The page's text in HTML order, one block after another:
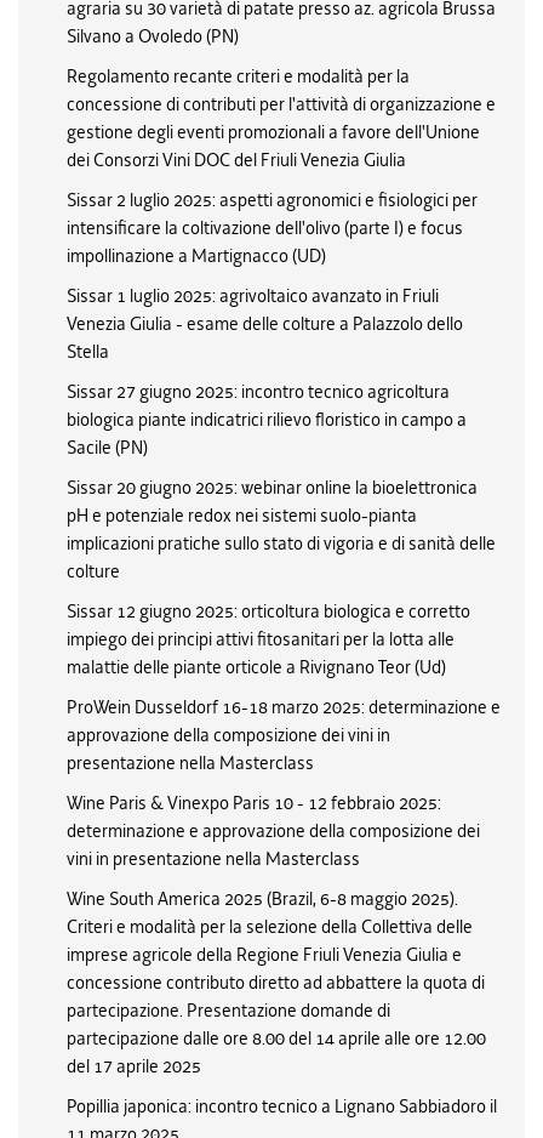
agraria su 30 varietà di patate presso az. agricola Brussa
Silvano a Ovoledo (PN)
Regolamento recante criteri e modalità per la
concessione di contributi per l'attività di organizzazione e
gestione degli eventi promozionali a favore dell'Unione
dei Consorzi Vini DOC del Friuli Venezia Giulia
Sissar 2 luglio 2025: aspetti agronomici e fisiologici per
intensificare la coltivazione dell'olivo (parte I) e focus
impollinazione a Martignacco (UD)
Sissar 1 luglio 2025: agrivoltaico avanzato in Friuli
Venezia Giulia - esame delle colture a Palazzolo dello
Stella
Sissar 27 giugno 2025: incontro tecnico agricoltura
biologica piante indicatrici rilievo floristico in campo a
Sacile (PN)
Sissar 20 giugno 2025: webinar online la bioelettronica
pH e potenziale redox nei sistemi suolo-pianta
implicazioni pratiche sullo stato di vigoria e di sanità delle
colture
Sissar 12 giugno 2025: orticoltura biologica e corretto
impiego dei principi attivi fitosanitari per la lotta alle
malattie delle piante orticole a Rivignano Teor (Ud)
ProWein Dusseldorf 16-18 marzo 2025: determinazione e
approvazione della composizione dei vini in
presentazione nella Masterclass
Wine Paris & Vinexpo Paris 10 - 12 febbraio 2025:
determinazione e approvazione della composizione dei
vini in presentazione nella Masterclass
Wine South America 2025 (Brazil, 6-8 maggio 2025).
Criteri e modalità per la selezione della Collettiva delle
imprese agricole della Regione Friuli Venezia Giulia e
concessione contributo diretto ad abbattere la quota di
partecipazione. Presentazione domande di
partecipazione dalle ore 8.00 del 14 aprile alle ore 12.00
del 17 aprile 2025
Popillia japonica: incontro tecnico a Lignano Sabbiadoro il